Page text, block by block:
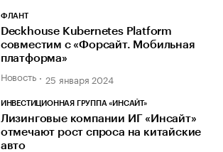
ФЛАНТ
Deckhouse Кubernetes Platform
совместим с «Форсайт. Мобильная
платформа»
Новость 25 января 2024
ИНВЕСТИЦИОННАЯ ГРУППА «ИНСАЙТ»
Лизинговые компании ИГ «Инсайт»
отмечают рост спроса на китайские
авто